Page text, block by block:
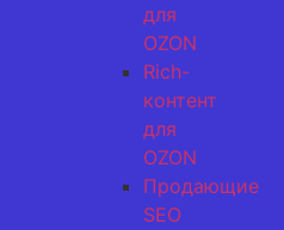
для
OZON
Rich-
контент
для
OZON
Продающие
SEO